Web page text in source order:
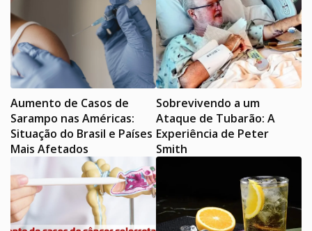
Aumento de Casos de
Sarampo nas Américas:
Situação do Brasil e Países
Mais Afetados
Sobrevivendo a um
Ataque de Tubarão: A
Experiência de Peter
Smith